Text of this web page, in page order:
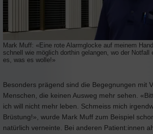
Mark Muff: «Eine rote Alarmglocke auf meinem
schnell wie möglich dorthin gelangen, wo der Notfall
es, was es wolle!»
Besonders prägend sind die Begegnungen mit
Menschen, die keinen Ausweg mehr sehen.
ich will nicht mehr leben. Schmeiss mich
Brüstung!», wurde Mark Muff zum Beispiel
natürlich verneinte. Bei anderen Patient:innen